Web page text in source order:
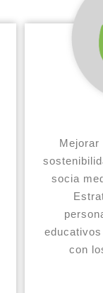
Mejorar
socia
con